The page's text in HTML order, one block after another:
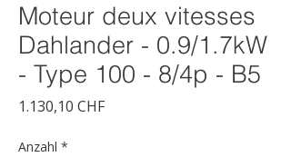
Moteur deux vitesses
Dahlander - 0.9/1.7kW
- Type 100 - 8/4p - B5
1.130,10 CHFPreis
Anzahl *